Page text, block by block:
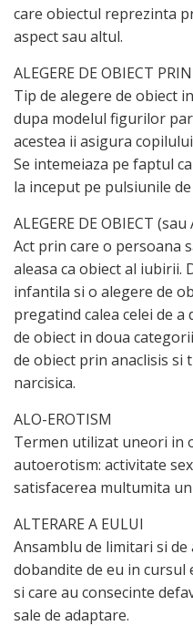
care obiectul reprezinta
aspect sau altul.
ALEGERE DE OBIECT
Tip de alegere de obiect
dupa modelul figurilor
acestea ii asigura
Se intemeiaza pe faptul
la inceput pe pulsiunile
ALEGERE DE OBIECT (sau
Act prin care o persoana
aleasa ca obiect al iubirii.
infantila si o alegere de
pregatind calea celei de
de obiect in doua
de obiect prin anaclisis si
narcisica.
ALO-EROTISM
Termen utilizat uneori in
autoerotism: activitate
satisfacerea multumita
ALTERARE A EULUI
Ansamblu de limitari si
dobandite de eu in
si care au consecinte
sale de adaptare.